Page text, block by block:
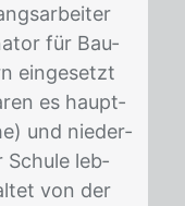
für Bau­
ein­ge­setzt
es haupt­
und nie­der­
Schu­le leb­
von der